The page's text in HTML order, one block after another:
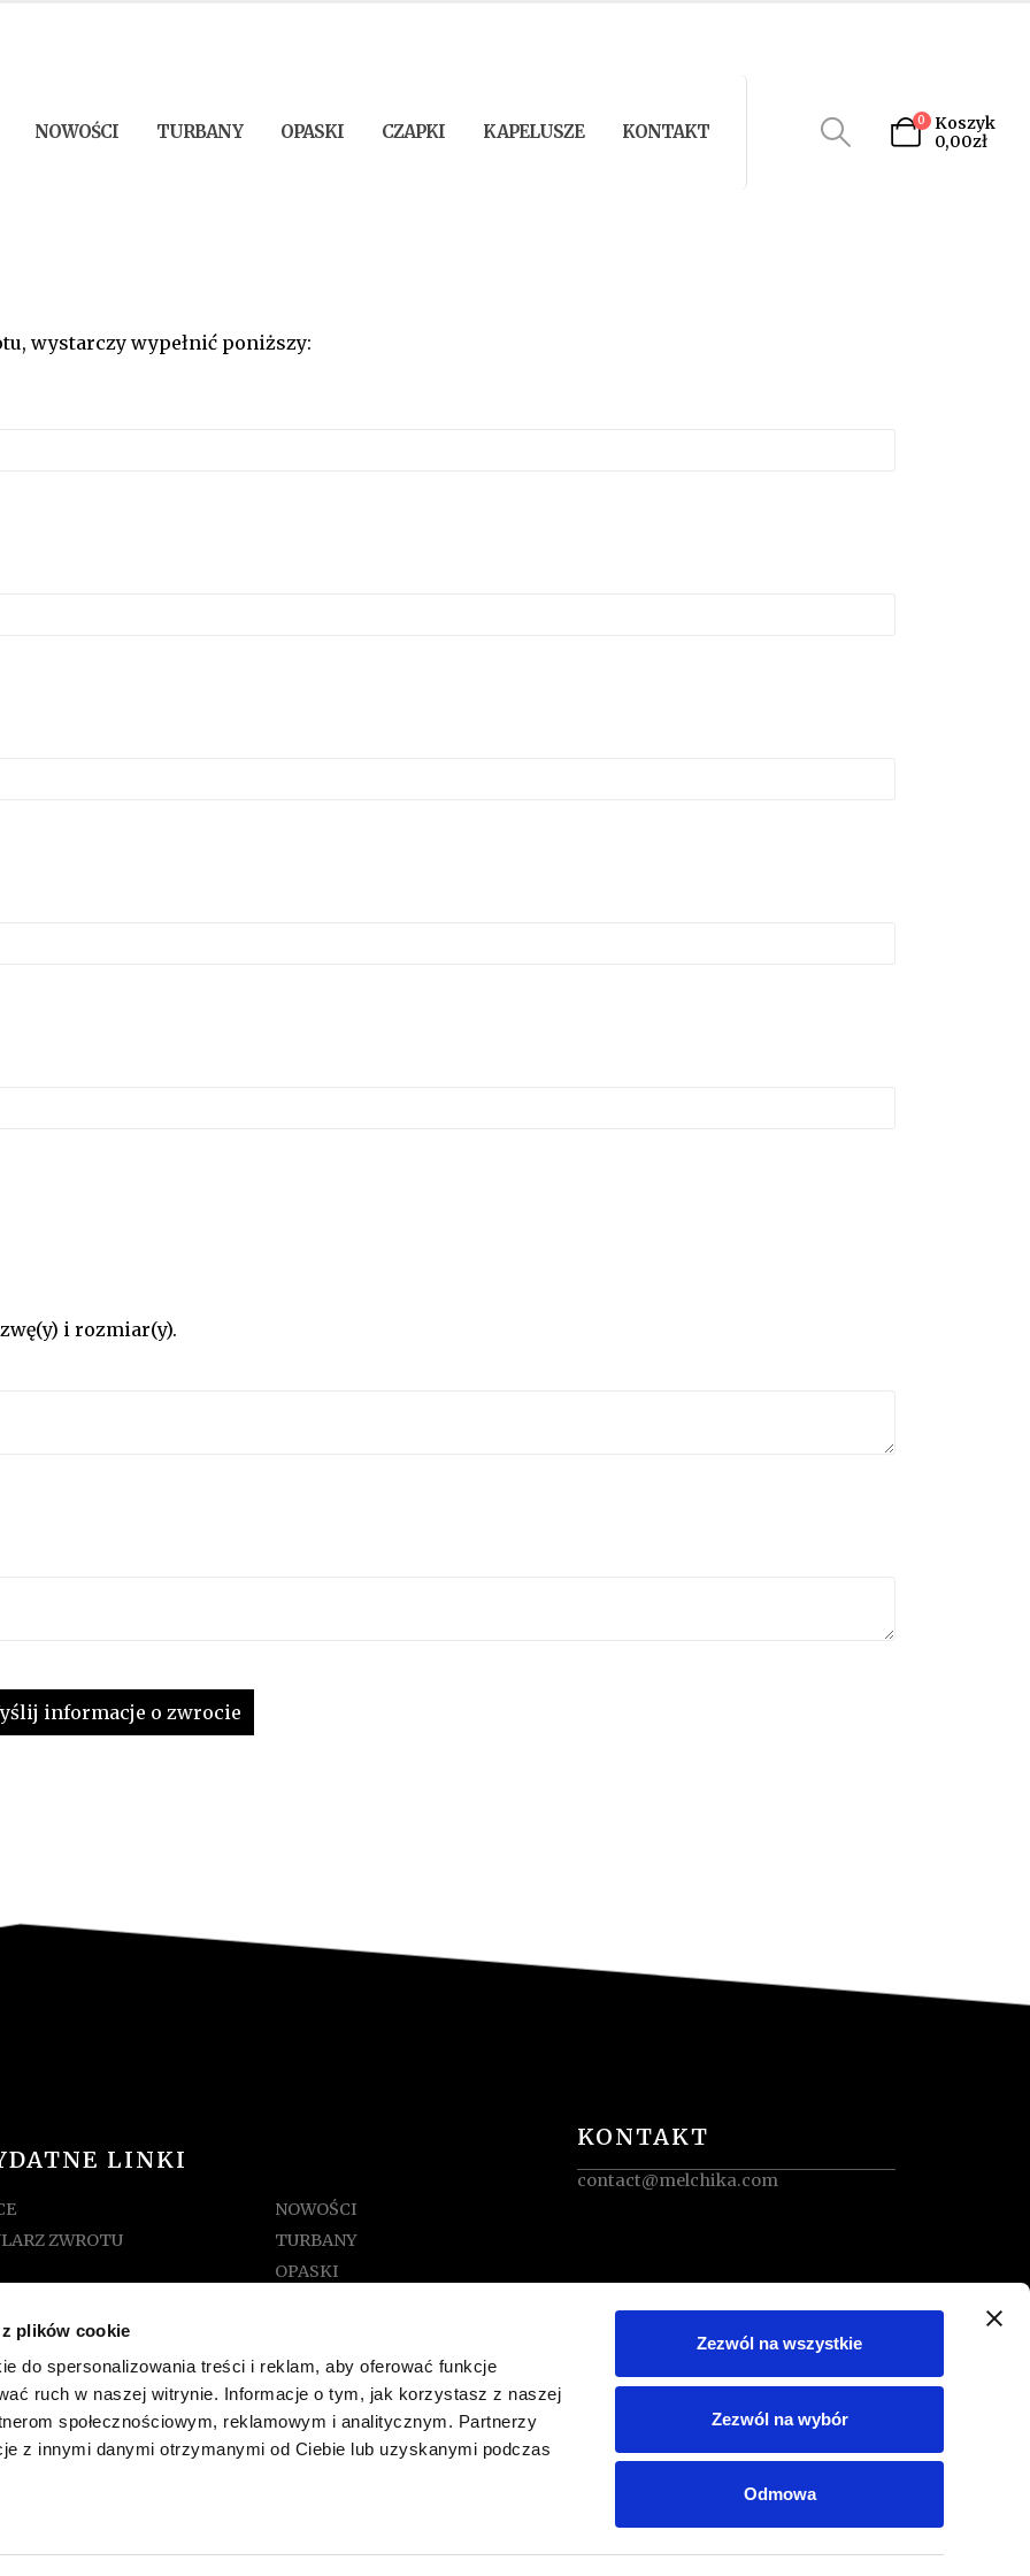
plików cookie
do spersonalizowania treści i reklam, aby oferować funkcje
ruch w naszej witrynie. Informacje o tym, jak korzystasz z naszej
społecznościowym, reklamowym i analitycznym. Partnerzy
z innymi danymi otrzymanymi od Ciebie lub uzyskanymi podczas
Zezwól na wszystkie
Zezwól na wybór
Odmowa
NOWOŚCI TURBANY OPASKI CZAPKI KAPELUSZE KONTAKT
0
Koszyk
0,00zł
wystarczy wypełnić poniższy:
i rozmiar(y).
informacje o zwrocie
LINKI
ZWROTU
SKLEPU
NOWOŚCI
TURBANY
OPASKI
KONTAKT
contact@melchika.com